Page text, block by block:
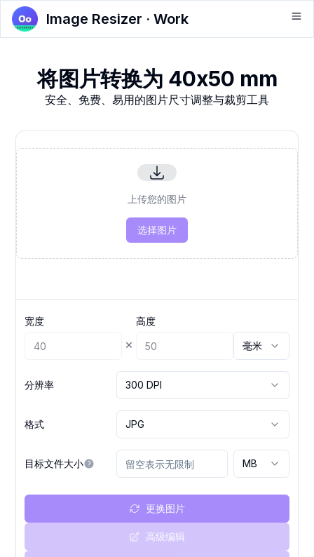
Image Resizer · Work
将图片转换为 40x50 mm
安全、免费、易用的图片尺寸调整与裁剪工具
上传您的图片
选择图片
宽度
×
高度
毫米
分辨率 300 DPI
格式 JPG
目标文件大小 MB
更换图片
高级编辑